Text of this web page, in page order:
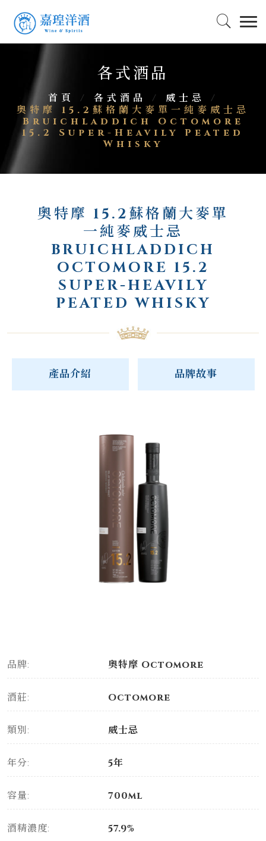
各式酒品
首頁 / 各式酒品 / 威士忌
/
奧特摩 15.2蘇格蘭大麥單一純麥威士忌
Bruichladdich Octomore
15.2 Super-Heavily Peated
Whisky
奧特摩 15.2蘇格蘭大麥單
一純麥威士忌
BRUICHLADDICH
OCTOMORE 15.2
SUPER-HEAVILY
PEATED WHISKY
產品介紹 品牌故事
品牌: 奧特摩 Octomore
酒莊: Octomore
類別: 威士忌
年分: 5年
容量: 700ml
酒精濃度: 57.9%